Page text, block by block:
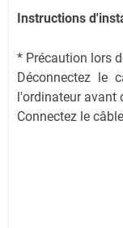
Instructions
* Précaution lors
Déconnectez le
l'ordinateur avant
Connectez le